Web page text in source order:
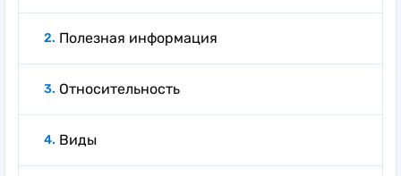
Полезная информация
Относительность
Виды